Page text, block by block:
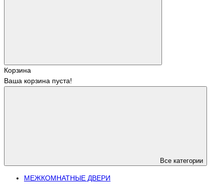
Корзина
Ваша корзина пуста!
Все категории
МЕЖКОМНАТНЫЕ ДВЕРИ